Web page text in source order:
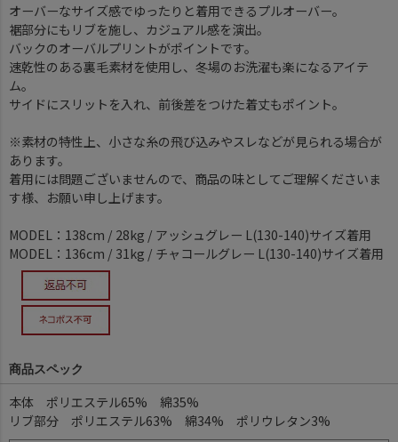
オーバーなサイズ感でゆったりと着用できるプルオーバー。
裾部分にもリブを施し、カジュアル感を演出。
バックのオーバルプリントがポイントです。
速乾性のある裏毛素材を使用し、冬場のお洗濯も楽になるアイテ
ム。
サイドにスリットを入れ、前後差をつけた着丈もポイント。
※素材の特性上、小さな糸の飛び込みやスレなどが見られる場合が
あります。
着用には問題ございませんので、商品の味としてご理解くださいま
す様、お願い申し上げます。
MODEL：138cm / 28kg / アッシュグレー L(130-140)サイズ着用
MODEL：136cm / 31kg / チャコールグレー L(130-140)サイズ着用
商品スペック
本体 ポリエステル65% 綿35%
リブ部分 ポリエステル63% 綿34% ポリウレタン3%